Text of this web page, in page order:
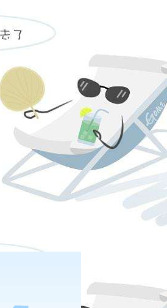
必须严纠严治。中央经济工作
中央决策部署，纠治形式主义
要求。各级党组织和领导干部
觉对标对表，深入检视在落实
否做到了不折不扣、雷厉风行
为，力戒形式主义、官僚主义
聚焦、聚神、聚力抓落实，以
干推动发展。
中央纪委国家监委强调，各级
进中国式现代化作为最大的政
纠治形式主义、官僚主义，确
：
：